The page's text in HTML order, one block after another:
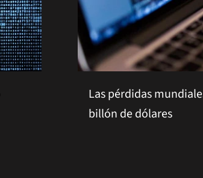
Las pérdidas
billón de dólares